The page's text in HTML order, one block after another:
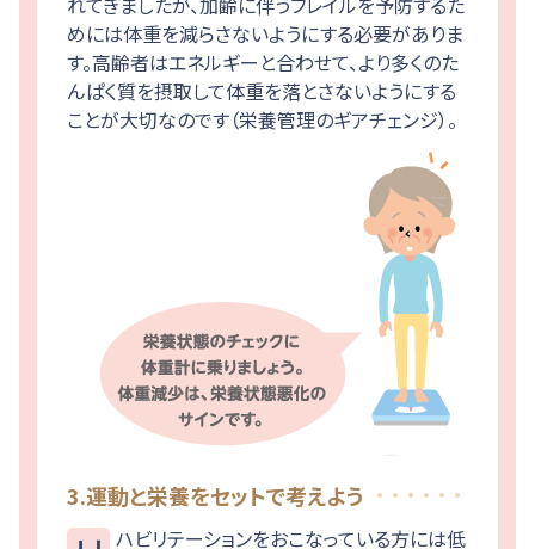
めには体重を減らさないようにする必要がありま
す。高齢者はエネルギーと合わせて、より多くのた
んぱく質を摂取して体重を落とさないようにする
ことが大切なのです（栄養管理のギアチェンジ）。
3.運動と栄養をセットで考えよう